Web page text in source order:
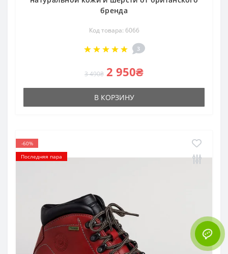
бренда
Код товара: 6066
3
3 490₴ 2 950₴
В КОРЗИНУ
-60%
Последняя пара